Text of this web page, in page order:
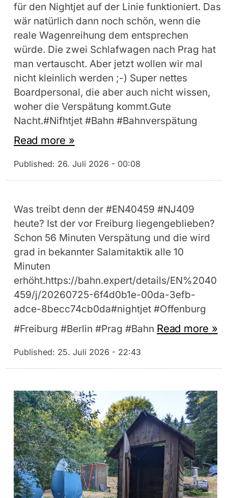
für den Nightjet auf der Linie funktioniert. Das
wär natürlich dann noch schön, wenn die
reale Wagenreihung dem entsprechen
würde. Die zwei Schlafwagen nach Prag hat
man vertauscht. Aber jetzt wollen wir mal
nicht kleinlich werden ;-) Super nettes
Boardpersonal, die aber auch nicht wissen,
woher die Verspätung kommt.Gute
Nacht.#Nifhtjet #Bahn #Bahnverspätung
Read more »
Published: 26. Juli 2026 - 00:08
Was treibt denn der #EN40459 #NJ409
heute? Ist der vor Freiburg liegengeblieben?
Schon 56 Minuten Verspätung und die wird
grad in bekannter Salamitaktik alle 10
Minuten
erhöht.https://bahn.expert/details/EN%2040
459/j/20260725-6f4d0b1e-00da-3efb-
adce-8becc74cb0da#nightjet #Offenburg
#Freiburg #Berlin #Prag #Bahn Read more »
Published: 25. Juli 2026 - 22:43